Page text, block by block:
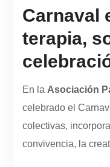
Carnaval
terapia,
En la Asociación
celebrado el
colectivas,
convivencia, la